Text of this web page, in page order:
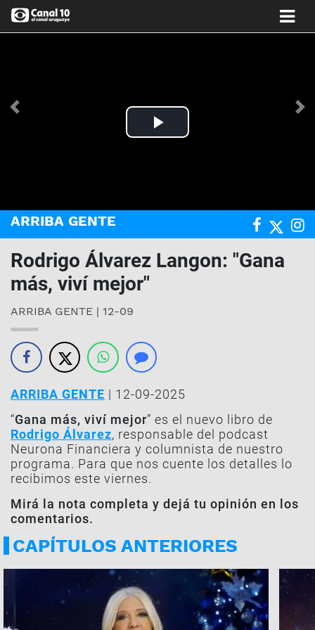
Play
Anterior
ARRIBA GENTE
Rodrigo Álvarez Langon: "Gana
más, viví mejor"
ARRIBA GENTE | 12-09
ARRIBA GENTE | 12-09-2025
“Gana más, viví mejor” es el nuevo libro de
Rodrigo Álvarez, responsable del podcast
Neurona Financiera y columnista de nuestro
programa. Para que nos cuente los detalles lo
recibimos este viernes.
Mirá la nota completa y dejá tu opinión en los
comentarios.
CAPÍTULOS ANTERIORES